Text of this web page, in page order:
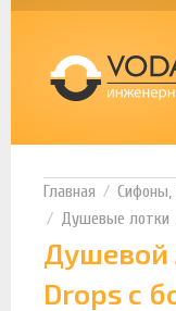
Сифоны,
Душевые лотки
Душевой
Drops с